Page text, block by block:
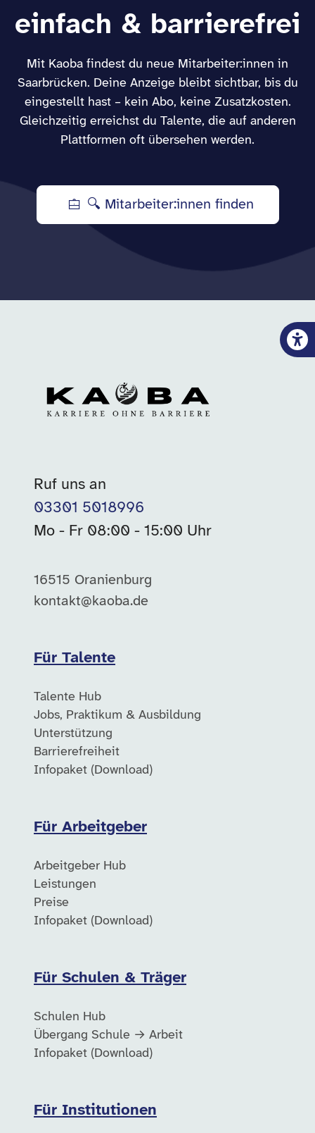
einfach & barrierefrei
Mit Kaoba findest du neue Mitarbeiter:innen in
Saarbrücken. Deine Anzeige bleibt sichtbar, bis du
eingestellt hast – kein Abo, keine Zusatzkosten.
Gleichzeitig erreichst du Talente, die auf anderen
Plattformen oft übersehen werden.
🔍 Mitarbeiter:innen finden
Ruf uns an
03301 5018996
Mo - Fr 08:00 - 15:00 Uhr
16515 Oranienburg
kontakt@kaoba.de
Für Talente
Talente Hub
Jobs, Praktikum & Ausbildung
Unterstützung
Barrierefreiheit
Infopaket (Download)
Für Arbeitgeber
Arbeitgeber Hub
Leistungen
Preise
Infopaket (Download)
Für Schulen & Träger
Schulen Hub
Übergang Schule → Arbeit
Infopaket (Download)
Für Institutionen